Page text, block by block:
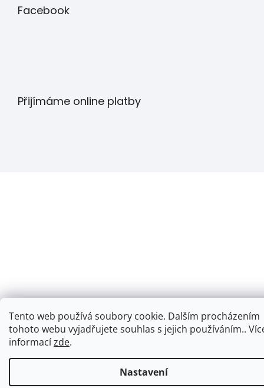
Tento web používá soubory cookie. Dalším procházením
tohoto webu vyjadřujete souhlas s jejich používáním..
informacízde.
Nastavení
Facebook
Přijímáme online platby